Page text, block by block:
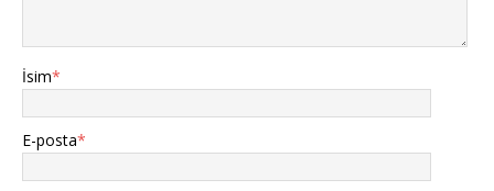
İsim*
E-posta*